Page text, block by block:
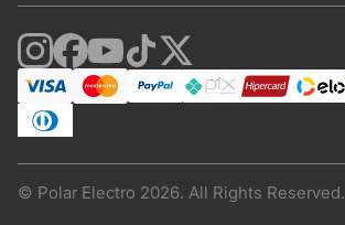
© Polar Electro 2026. All Rights Reserved.